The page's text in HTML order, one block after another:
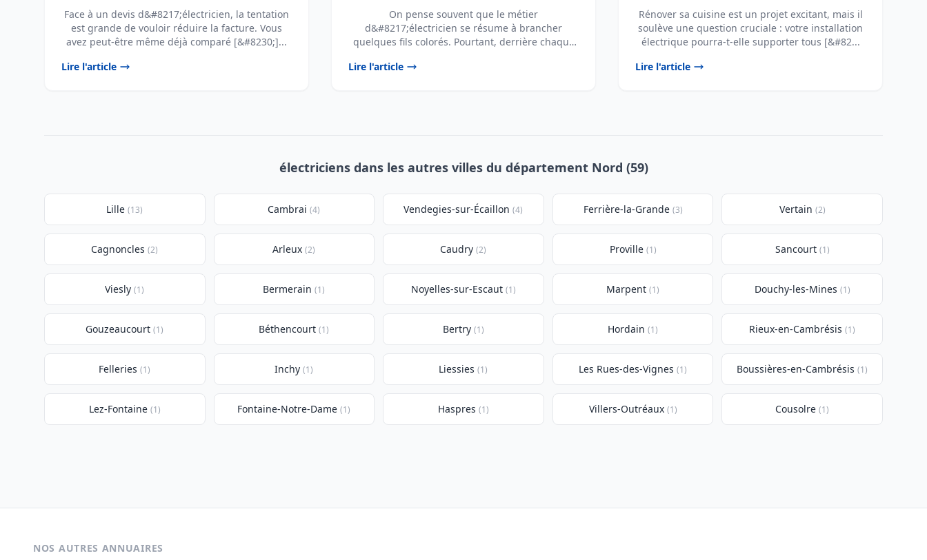
Face à un devis d&#8217;électricien, la tentation
est grande de vouloir réduire la facture. Vous
avez peut-être même déjà comparé [&#8230;]...
Lire l'article
On pense souvent que le métier
d&#8217;électricien se résume à brancher
quelques fils colorés. Pourtant, derrière chaque
Lire l'article
Rénover sa cuisine est un projet excitant, mais il
soulève une question cruciale : votre installation
électrique pourra-t-elle supporter tous [&#82...
Lire l'article
électriciens dans les autres villes du département Nord (59)
Lille (13) Cambrai (4) Vendegies-sur-Écaillon (4) Ferrière-la-Grande (3) Vertain (2)
Cagnoncles (2) Arleux (2) Caudry (2) Proville (1) Sancourt (1)
Viesly (1) Bermerain (1) Noyelles-sur-Escaut (1) Marpent (1) Douchy-les-Mines (1)
Gouzeaucourt (1) Béthencourt (1) Bertry (1) Hordain (1) Rieux-en-Cambrésis (1)
Felleries (1) Inchy (1) Liessies (1) Les Rues-des-Vignes (1) Boussières-en-Cambrésis (1)
Lez-Fontaine (1) Fontaine-Notre-Dame (1) Haspres (1) Villers-Outréaux (1) Cousolre (1)
NOS AUTRES ANNUAIRES